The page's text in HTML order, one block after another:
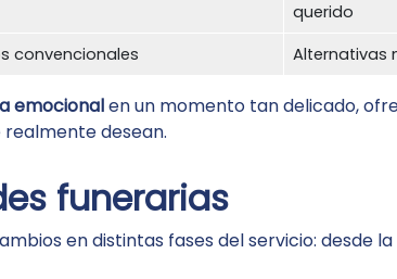
querido
convencionales Alternativas
emocionalen un momento tan delicado,
desean.
funerarias
en distintas fases del servicio: desde